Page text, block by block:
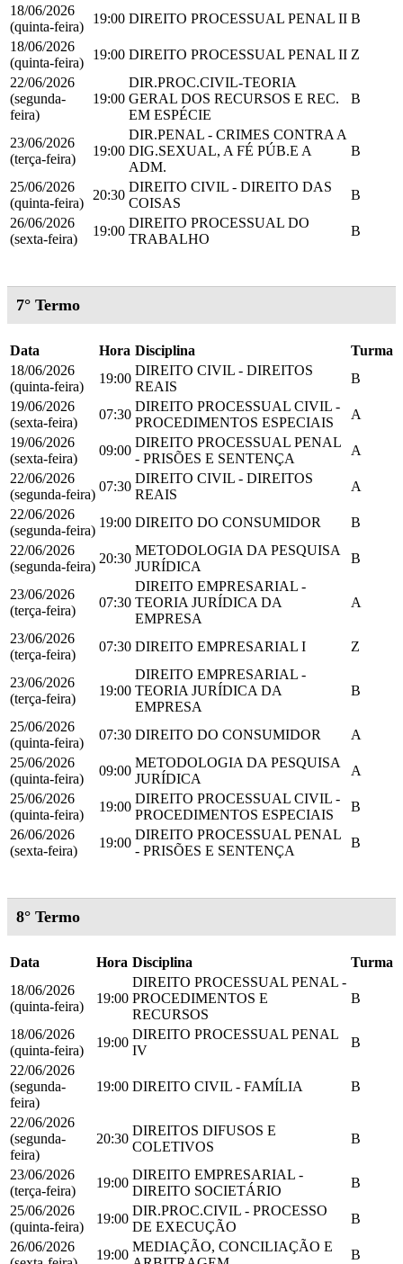
18/06/2026
(quinta-feira)
19:00 DIREITO PROCESSUAL PENAL II B
18/06/2026
(quinta-feira)
19:00 DIREITO PROCESSUAL PENAL II Z
22/06/2026
(segunda-
feira)
19:00
DIR.PROC.CIVIL-TEORIA
GERAL DOS RECURSOS E REC.
EM ESPÉCIE
B
23/06/2026
(terça-feira)
19:00
DIR.PENAL - CRIMES CONTRA A
DIG.SEXUAL, A FÉ PÚB.E A
ADM.
B
25/06/2026
(quinta-feira)
20:30
DIREITO CIVIL - DIREITO DAS
COISAS
B
26/06/2026
(sexta-feira)
19:00
DIREITO PROCESSUAL DO
TRABALHO
B
7° Termo
Data Hora Disciplina
Turma
18/06/2026
(quinta-feira)
19:00
DIREITO CIVIL - DIREITOS
REAIS
B
19/06/2026
(sexta-feira)
07:30
DIREITO PROCESSUAL CIVIL -
PROCEDIMENTOS ESPECIAIS
A
19/06/2026
(sexta-feira)
09:00
DIREITO PROCESSUAL PENAL
- PRISÕES E SENTENÇA
A
22/06/2026
(segunda-feira)
07:30
DIREITO CIVIL - DIREITOS
REAIS
A
22/06/2026
(segunda-feira)
19:00 DIREITO DO CONSUMIDOR
B
22/06/2026
(segunda-feira)
20:30
METODOLOGIA DA PESQUISA
JURÍDICA
B
23/06/2026
(terça-feira)
07:30
DIREITO EMPRESARIAL -
TEORIA JURÍDICA DA
EMPRESA
A
23/06/2026
(terça-feira)
07:30 DIREITO EMPRESARIAL I Z
23/06/2026
(terça-feira)
19:00
DIREITO EMPRESARIAL -
TEORIA JURÍDICA DA
EMPRESA
B
25/06/2026
(quinta-feira)
07:30 DIREITO DO CONSUMIDOR
A
25/06/2026
(quinta-feira)
09:00
METODOLOGIA DA PESQUISA
JURÍDICA
A
25/06/2026
(quinta-feira)
19:00
DIREITO PROCESSUAL CIVIL -
PROCEDIMENTOS ESPECIAIS
B
26/06/2026
(sexta-feira)
19:00
DIREITO PROCESSUAL PENAL
- PRISÕES E SENTENÇA
B
8° Termo
Data Hora Disciplina
Turma
18/06/2026
(quinta-feira)
19:00
DIREITO PROCESSUAL PENAL -
PROCEDIMENTOS E
RECURSOS
B
18/06/2026
(quinta-feira)
19:00
DIREITO PROCESSUAL PENAL
IV
B
22/06/2026
(segunda-
feira)
19:00 DIREITO CIVIL - FAMÍLIA B
22/06/2026
(segunda-
feira)
20:30
DIREITOS DIFUSOS E
COLETIVOS
B
23/06/2026
(terça-feira)
19:00
DIREITO EMPRESARIAL -
DIREITO SOCIETÁRIO
B
25/06/2026
(quinta-feira)
19:00
DIR.PROC.CIVIL - PROCESSO
DE EXECUÇÃO
B
26/06/2026
19:00
MEDIAÇÃO, CONCILIAÇÃO E
B